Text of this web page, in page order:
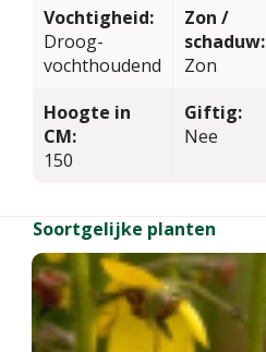
Vochtigheid:
Droog-
vochthoudend
Zon /
schaduw:
Zon
Hoogte in
CM:
150
Giftig:
Nee
Soortgelijke planten